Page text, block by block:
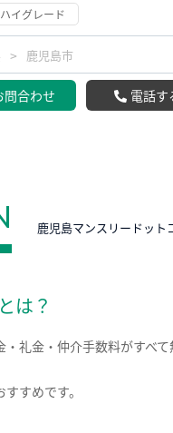
イグレード
鹿児島市
問合わせ 電話す
鹿児島マンスリードット
は？
礼金・仲介手数料がすべて
すめです。